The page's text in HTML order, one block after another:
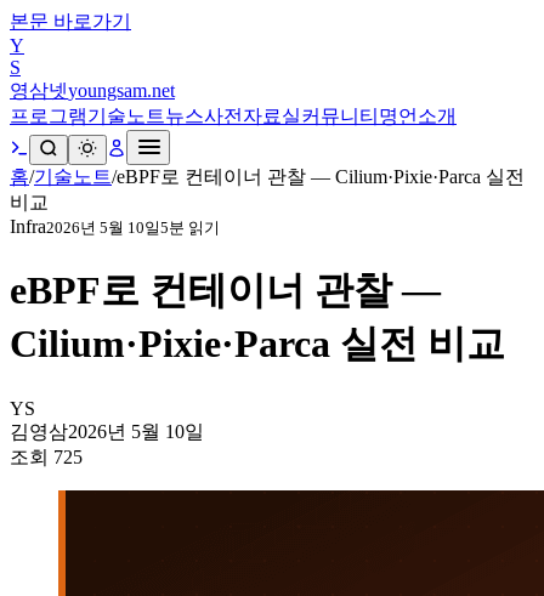
본문 바로가기
Y
S
영삼넷youngsam.net
프로그램기술노트뉴스사전 자료실커뮤니티 명언 소개
홈/기술노트/eBPF로 컨테이너 관찰 — Cilium·Pixie·Parca 실전
비교
Infra2026년 5월 10일5분 읽기
eBPF로 컨테이너 관찰 —
Cilium·Pixie·Parca 실전 비교
YS
김영삼2026년 5월 10일
조회 725